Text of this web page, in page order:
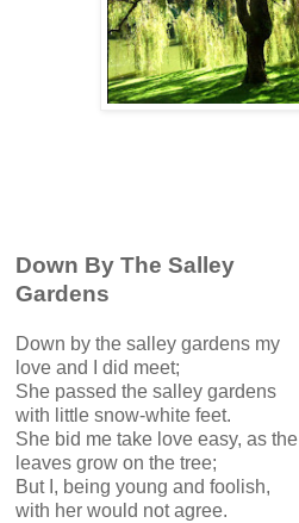
Down By The Salley
Gardens
Down by the salley gardens my
love and I did meet;
She passed the salley gardens
with little snow-white feet.
She bid me take love easy, as the
leaves grow on the tree;
But I, being young and foolish,
with her would not agree.